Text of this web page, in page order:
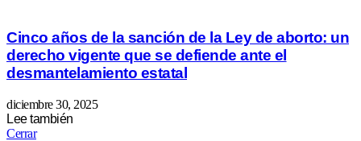
Cinco años de la sanción de la Ley de aborto: un
derecho vigente que se defiende ante el
desmantelamiento estatal
diciembre 30, 2025
Lee también
Cerrar